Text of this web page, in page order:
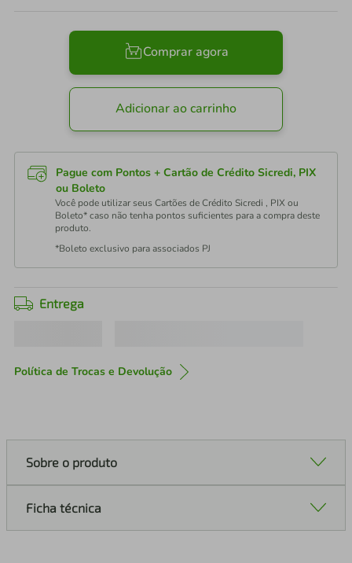
Comprar agora
Adicionar ao carrinho
Pague com Pontos + Cartão de Crédito Sicredi, PIX
ou Boleto
Você pode utilizar seus Cartões de Crédito Sicredi , PIX ou
Boleto* caso não tenha pontos suficientes para a compra deste
produto.
*Boleto exclusivo para associados PJ
Entrega
Política de Trocas e Devolução
Sobre o produto
Ficha técnica